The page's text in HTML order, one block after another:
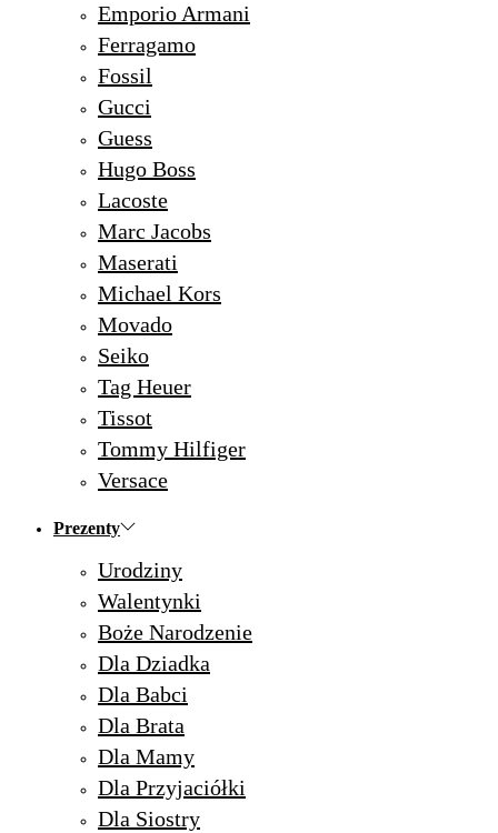
Emporio Armani
Ferragamo
Fossil
Gucci
Guess
Hugo Boss
Lacoste
Marc Jacobs
Maserati
Michael Kors
Movado
Seiko
Tag Heuer
Tissot
Tommy Hilfiger
Versace
Prezenty
Urodziny
Walentynki
Boże Narodzenie
Dla Dziadka
Dla Babci
Dla Brata
Dla Mamy
Dla Przyjaciółki
Dla Siostry